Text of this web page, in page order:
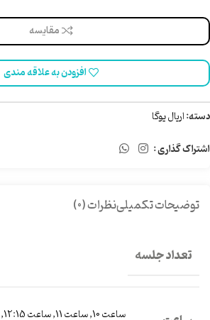
مقایسه
افزودن به علاقه مندی
دسته:اریال یوگا
اشتراک گذاری :
توضیحات تکمیلینظرات (0)
تعداد جلسه
ساعت 10 ,ساعت 11 ,ساعت 12:15 ,